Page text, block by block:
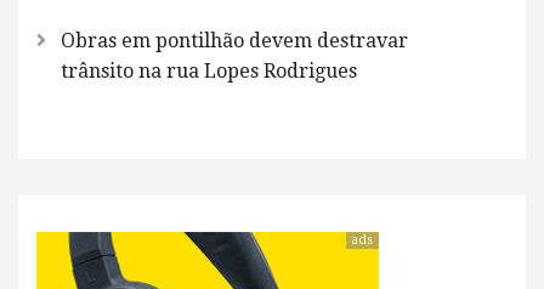
Obras em pontilhão devem destravar
trânsito na rua Lopes Rodrigues
ads